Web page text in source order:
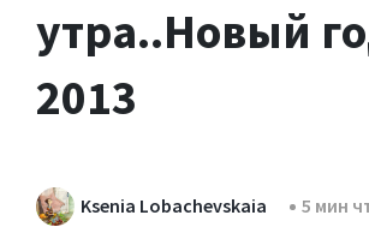
утра..Новый
2013
Ksenia Lobachevskaia 5 мин